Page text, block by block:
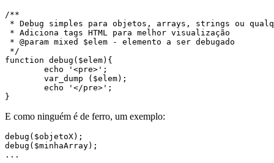
/**
* Debug simples para objetos, arrays, strings ou
* Adiciona tags HTML para melhor visualização
* @param mixed $elem - elemento a ser debugado
*/
function debug($elem){
E como ninguém é de ferro, um exemplo:
debug($objetoX);
debug($minhaArray);